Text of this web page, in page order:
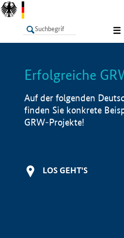
LISTE
Erfolgreiche
Auf der folgenden
finden Sie konkrete
GRW-Projekte!
LOS GEHT'S